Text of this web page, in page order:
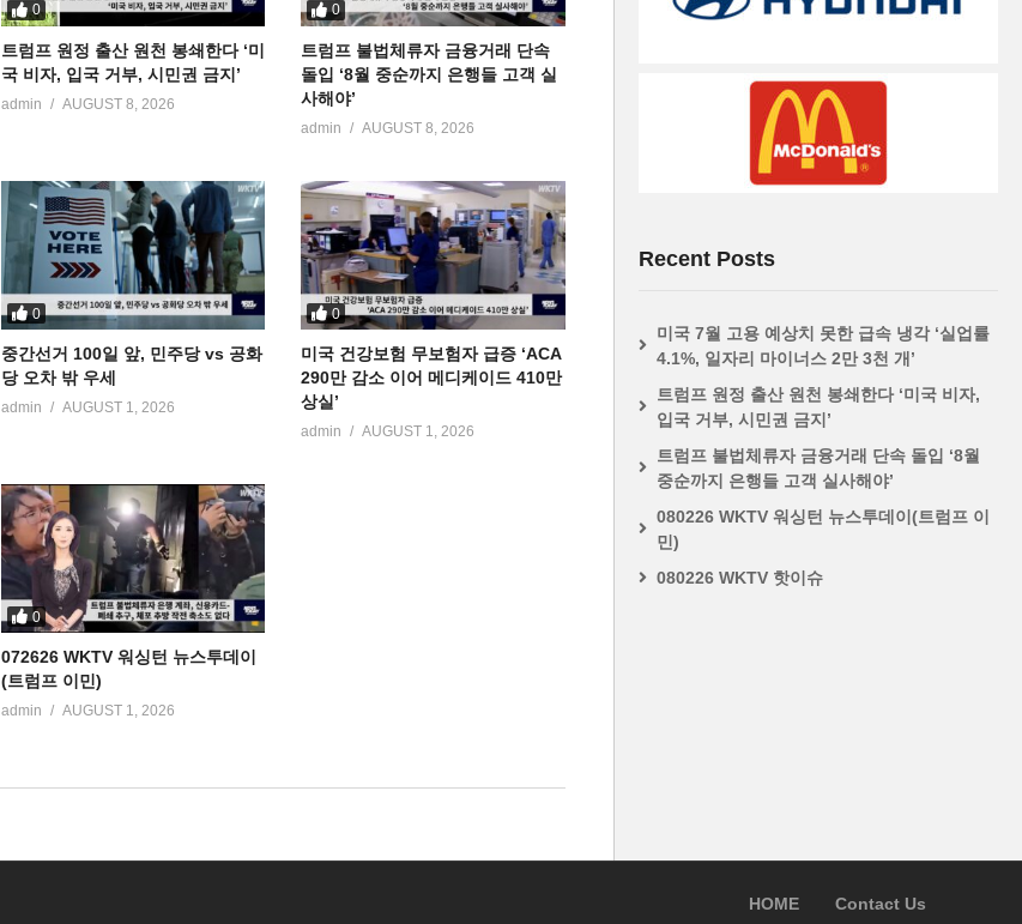
0
트럼프 원정 출산 원천 봉쇄한다 ‘미
국 비자, 입국 거부, 시민권 금지’
admin AUGUST 8, 2026
0
트럼프 불법체류자 금융거래 단속
돌입 ‘8월 중순까지 은행들 고객 실
사해야’
admin AUGUST 8, 2026
0
중간선거 100일 앞, 민주당 vs 공화
당 오차 밖 우세
admin AUGUST 1, 2026
0
미국 건강보험 무보험자 급증 ‘ACA
290만 감소 이어 메디케이드 410만
상실’
admin AUGUST 1, 2026
0
072626 WKTV 워싱턴 뉴스투데이
(트럼프 이민)
admin AUGUST 1, 2026
Recent Posts
미국 7월 고용 예상치 못한 급속 냉각 ‘실업률
4.1%, 일자리 마이너스 2만 3천 개’
트럼프 원정 출산 원천 봉쇄한다 ‘미국 비자,
입국 거부, 시민권 금지’
트럼프 불법체류자 금융거래 단속 돌입 ‘8월
중순까지 은행들 고객 실사해야’
080226 WKTV 워싱턴 뉴스투데이(트럼프 이
민)
080226 WKTV 핫이슈
HOME Contact Us